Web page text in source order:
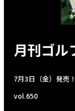
月刊ゴル
7月3日（金）発売！
vol.650